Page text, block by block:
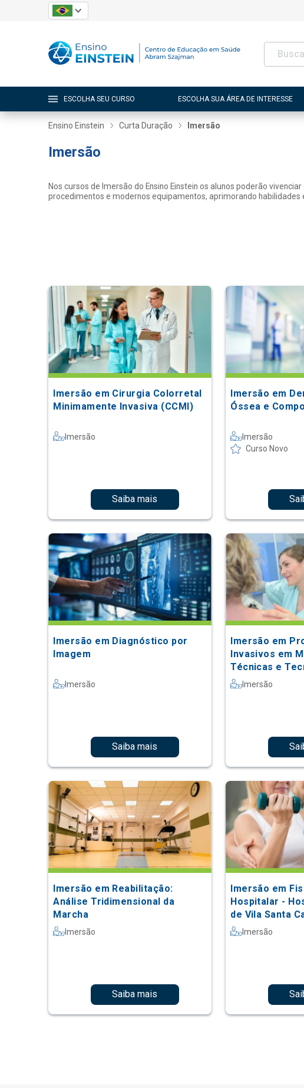
ESCOLHA SEU CURSO ESCOLHA SUA ÁREA DE INTERESSE
Ensino Einstein Curta Duração Imersão
Imersão
Nos cursos de Imersão do Ensino Einstein os alunos poderão
procedimentos e modernos equipamentos, aprimorando habilidades
Imersão em Cirurgia Colorretal
Minimamente Invasiva (CCMI)
Imersão
Saiba mais
Imersão em
Óssea e
Imersão
Curso Novo
Imersão em Diagnóstico por
Imagem
Imersão
Saiba mais
Imersão em
Invasivos em
Técnicas e
Radiologia
Imersão
Imersão em Reabilitação:
Análise Tridimensional da
Marcha
Imersão
Saiba mais
Imersão em
Hospitalar -
de Vila Santa
Imersão